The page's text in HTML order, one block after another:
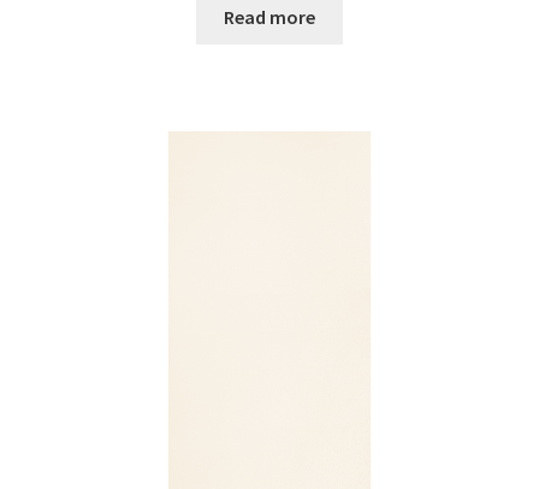
Read more